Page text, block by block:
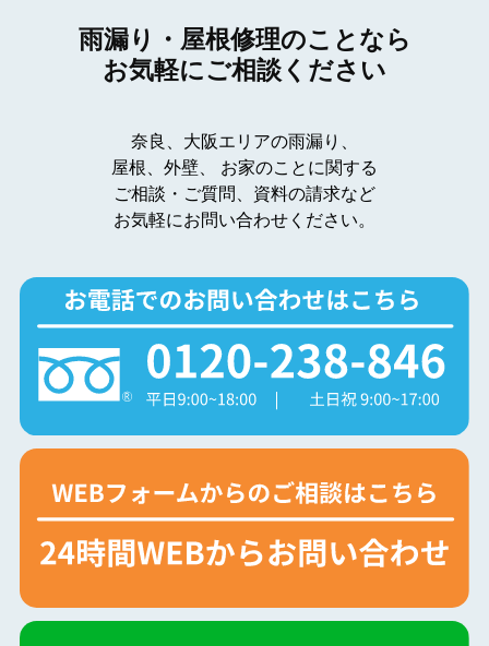
雨漏り・屋根修理のことなら
お気軽にご相談ください
奈良、大阪エリアの雨漏り、
屋根、外壁、
お家のことに関する
ご相談・ご質問、資料の請求など
お気軽にお問い合わせください。